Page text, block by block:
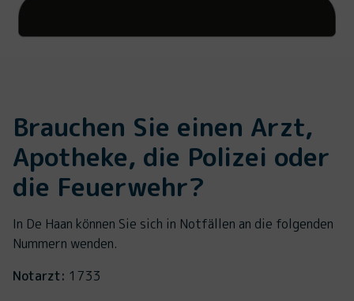
Brauchen Sie einen Arzt,
Apotheke, die Polizei oder
die Feuerwehr?
In De Haan können Sie sich in Notfällen an die folgenden
Nummern wenden.
Notarzt: 1733